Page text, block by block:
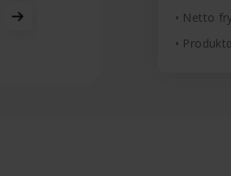
Netto